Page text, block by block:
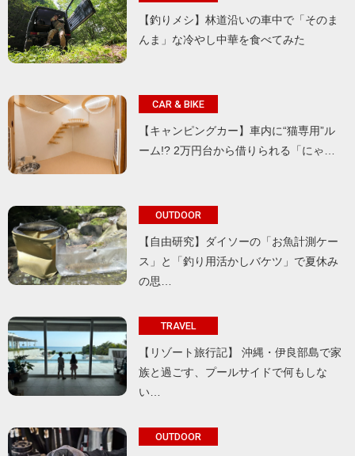
【釣りメシ】林道沿いの車中で「そのま
んま」な冷やし中華を食べてみた
CAR & BIKE
【キャンピングカー】車内に“猫専用”ル
ーム!? 2万円台から借りられる「にゃ…
OUTDOOR
【自由研究】ダイソーの「お魚計測ケー
ス」と「釣り用活かしバケツ」で夏休み
の思…
TRAVEL
【リゾート旅行記】 沖縄・伊良部島で家
族と過ごす、プールサイドで何もしな
い…
OUTDOOR